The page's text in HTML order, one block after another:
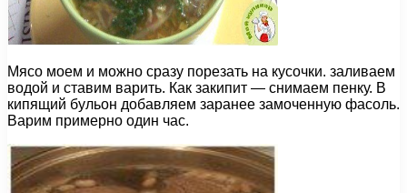
Мясо моем и можно сразу порезать на кусочки. заливаем
водой и ставим варить. Как закипит — снимаем пенку. В
кипящий бульон добавляем заранее замоченную фасоль.
Варим примерно один час.